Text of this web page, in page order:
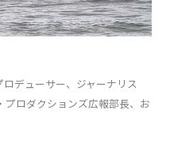
デューサー、ジャーナリス
プロダクションズ広報部長、お